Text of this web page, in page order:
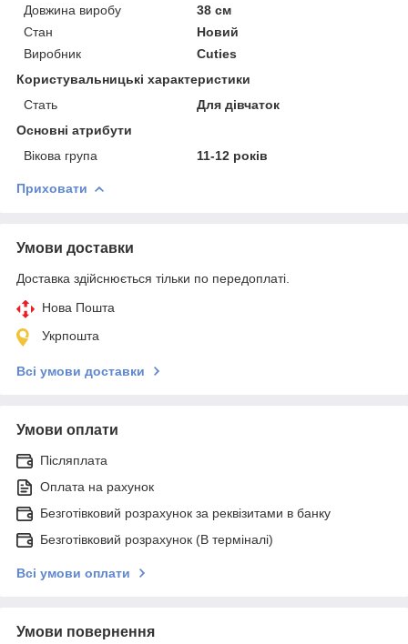
Довжина виробу
38 см
Стан
Новий
Виробник
Cuties
Користувальницькі характеристики
Стать
Для дівчаток
Основні атрибути
Вікова група
11-12 років
Приховати
Умови доставки
Доставка здійснюється тільки по передоплаті.
Нова Пошта
Укрпошта
Всі умови доставки
Умови оплати
Післяплата
Оплата на рахунок
Безготівковий розрахунок за реквізитами в банку
Безготівковий розрахунок (В терміналі)
Всі умови оплати
Умови повернення